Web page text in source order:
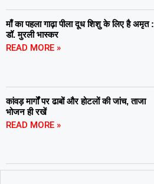
माँ का पहला गाढ़ा पीला दूध शिशु के लिए है अमृत :
डॉ. मुरली भास्कर
READ MORE »
कांवड़ मार्गों पर ढाबों और होटलों की जांच, ताजा
भोजन ही रखें
READ MORE »